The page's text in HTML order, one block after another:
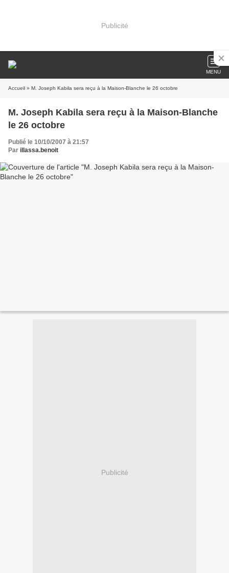
Publicité
MENU
Accueil » M. Joseph Kabila sera reçu à la Maison-Blanche le 26 octobre
M. Joseph Kabila sera reçu à la Maison-Blanche
le 26 octobre
Publié le 10/10/2007 à 21:57
Par illassa.benoit
Publicité